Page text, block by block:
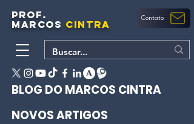
PROF.
MARCOS CINTRA Contato
BLOG DO MARCOS CINTRA
NOVOS ARTIGOS